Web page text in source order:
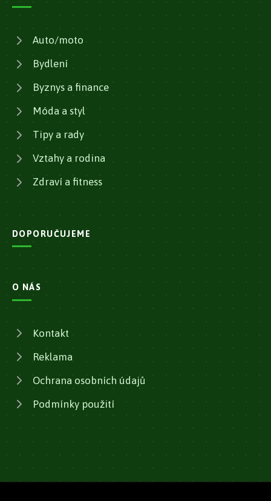
Auto/moto
Bydlení
Byznys a finance
Móda a styl
Tipy a rady
Vztahy a rodina
Zdraví a fitness
DOPORUČUJEME
O NÁS
Kontakt
Reklama
Ochrana osobních údajů
Podmínky použití